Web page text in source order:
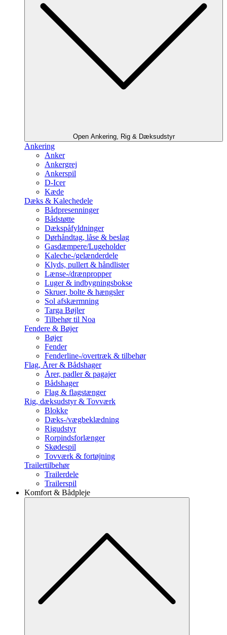
Open Ankering, Rig & Dæksudstyr
Ankering
Anker
Ankergrej
Ankerspil
D-Icer
Kæde
Dæks & Kalechedele
Bådpresenninger
Bådstøtte
Dækspåfyldninger
Dørhåndtag, låse & beslag
Gasdæmpere/Lugeholder
Kaleche-/gelænderdele
Klyds, pullert & håndlister
Lænse-/drænpropper
Luger & indbygningsbokse
Skruer, bolte & hængsler
Sol afskærmning
Targa Bøjler
Tilbehør til Noa
Fendere & Bøjer
Bøjer
Fender
Fenderline-/overtræk & tilbehør
Flag, Årer & Bådshager
Årer, padler & pagajer
Bådshager
Flag & flagstænger
Rig, dæksudstyr & Tovværk
Blokke
Dæks-/vægbeklædning
Rigudstyr
Rorpindsforlænger
Skødespil
Tovværk & fortøjning
Trailertilbehør
Trailerdele
Trailerspil
Komfort & Bådpleje